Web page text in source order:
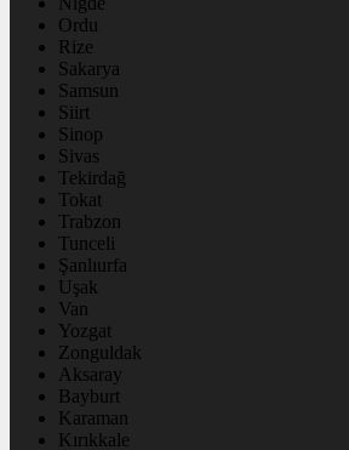
Ordu
Rize
Sakarya
Samsun
Siirt
Sinop
Sivas
Tekirdağ
Tokat
Trabzon
Tunceli
Şanlıurfa
Uşak
Van
Yozgat
Zonguldak
Aksaray
Bayburt
Karaman
Kırıkkale